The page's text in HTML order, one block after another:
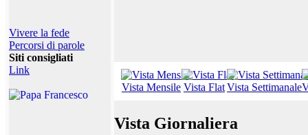
Vivere la fede
Percorsi di parole
Siti consigliati
Link
Vista Mensile Vista FlatVista Settimanale
Vista Giornaliera